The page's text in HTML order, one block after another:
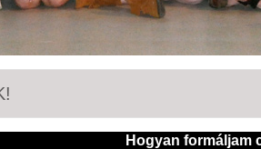
Hogyan formáljam